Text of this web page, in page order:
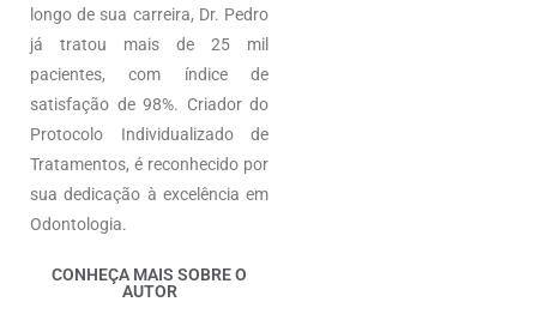
longo de sua carreira, Dr. Pedro
já tratou mais de 25 mil
pacientes, com índice de
satisfação de 98%. Criador do
Protocolo Individualizado de
Tratamentos, é reconhecido por
sua dedicação à excelência em
Odontologia.
CONHEÇA MAIS SOBRE O
AUTOR